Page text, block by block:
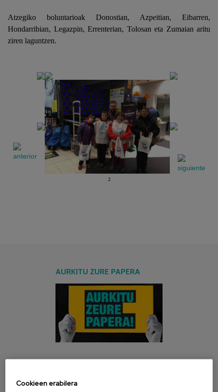
Atzegiko boluntarioak Donostian, Azpeitian, Eibarren,
Hondarribian, Legazpin, Errenterian, Tolosan eta Zumaian aritu
ziren laguntzen.
2
AURKITU ZURE PAPERA
Cookieen erabilera